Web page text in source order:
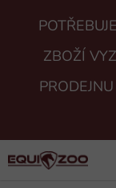
ZBOŽÍ